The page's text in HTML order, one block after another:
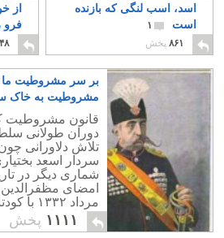
اسد، اسب لنگی که بازنده
است
۱
۸۶۱ پخش
از
فرو
بر سر مشروطیت ما
مشروطیت به خاک
قانون مشروطیت
دوران طولانی
تلاش دلاورانی
سردار اسعد
مرداد
همکاری لات های
سپرده شد.
۱۱۱۱ پخش